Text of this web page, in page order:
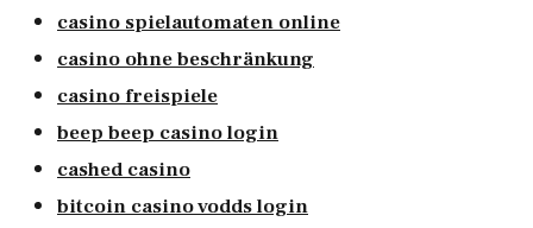
casino spielautomaten online
casino ohne beschränkung
casino freispiele
beep beep casino login
cashed casino
bitcoin casino vodds login